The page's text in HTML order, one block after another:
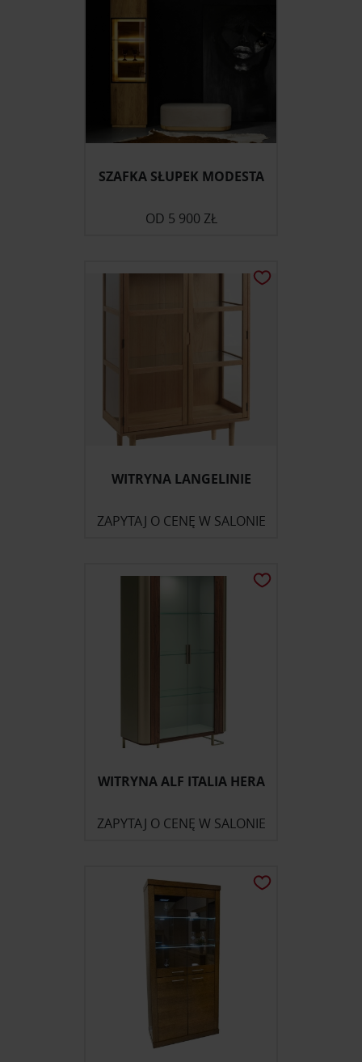
SZAFKA SŁUPEK MODESTA
OD 5 900 ZŁ
WITRYNA LANGELINIE
ZAPYTAJ O CENĘ W SALONIE
WITRYNA ALF ITALIA HERA
ZAPYTAJ O CENĘ W SALONIE